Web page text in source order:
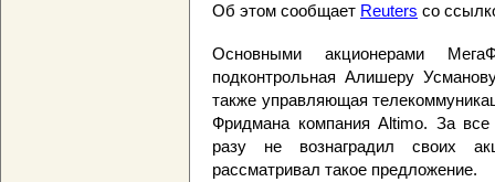
Об этом сообщает Reuters со
Основными акционерами
подконтрольная Алишеру
также управляющая
Фридмана компания Altimo. За
разу не вознаградил своих
рассматривал такое предложение.